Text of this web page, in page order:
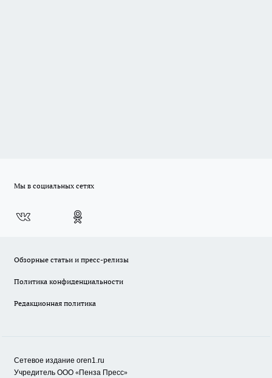
Мы в социальных сетях
Обзорные статьи и пресс-релизы
Политика конфиденциальности
Редакционная политика
Сетевое издание oren1.ru
Учредитель ООО «Пенза Пресс»